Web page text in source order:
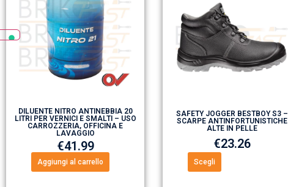
DILUENTE NITRO ANTINEBBIA 20
LITRI PER VERNICI E SMALTI – USO
CARROZZERIA, OFFICINA E
LAVAGGIO
€41.99
Aggiungi al carrello
SAFETY JOGGER BESTBOY S3 –
SCARPE ANTINFORTUNISTICHE
ALTE IN PELLE
€23.26
Scegli